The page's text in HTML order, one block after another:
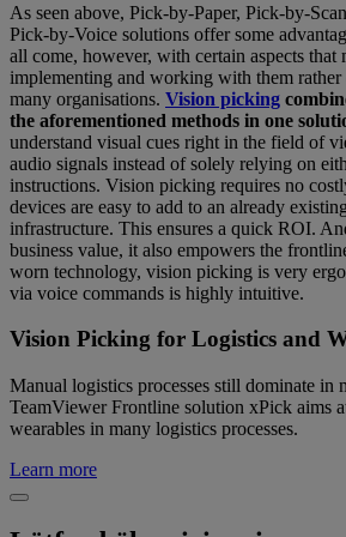
As seen above, Pick-by-Paper, Pick-by-
Pick-by-Voice solutions offer some
all come, however, with certain aspects that
implementing and working with them rather
many organisations. Vision picking
the aforementioned methods in one
understand visual cues right in the field of
audio signals instead of solely relying on
instructions. Vision picking requires no
devices are easy to add to an already
infrastructure. This ensures a quick ROI.
business value, it also empowers the
worn technology, vision picking is very
via voice commands is highly intuitive.
Vision Picking for Logistics and
Manual logistics processes still dominate in
TeamViewer Frontline solution xPick aims
wearables in many logistics processes.
Learn more